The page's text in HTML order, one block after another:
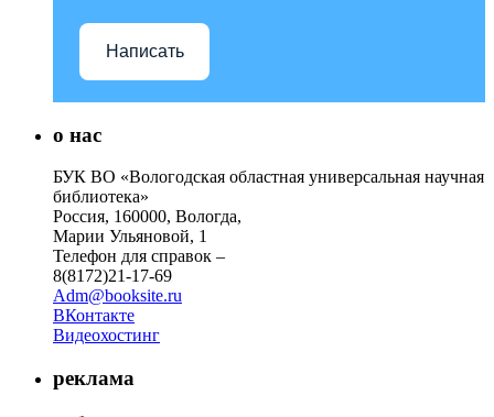
Написать
о нас
БУК ВО «Вологодская областная универсальная научная
библиотека»
Россия, 160000, Вологда,
Марии Ульяновой, 1
Телефон для справок –
8(8172)21-17-69
Adm@booksite.ru
ВКонтакте
Видеохостинг
реклама